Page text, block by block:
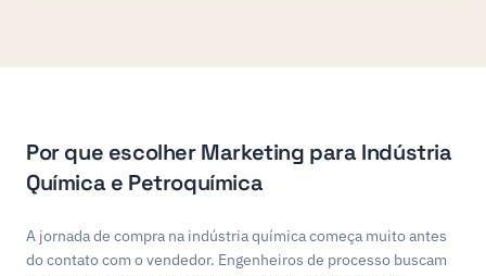
Por que escolher Marketing para Indústria
Química e Petroquímica
A jornada de compra na indústria química começa muito antes
do contato com o vendedor. Engenheiros de processo buscam